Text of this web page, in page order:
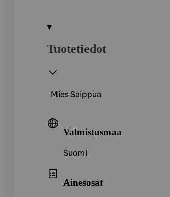
Tuotetiedot
Mies Saippua
Valmistusmaa
Suomi
Ainesosat